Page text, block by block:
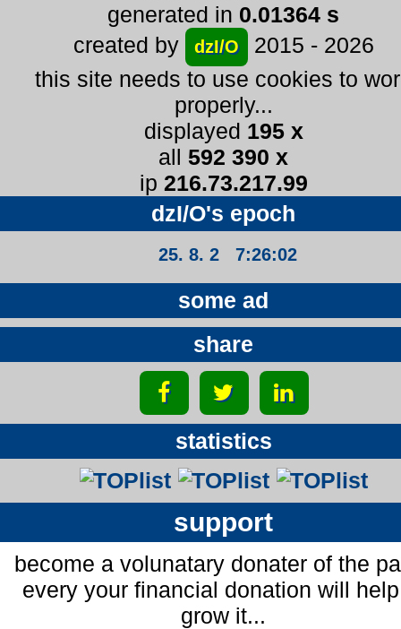
generated in 0.01364 s
created by
dzI/O
2015 - 2026
this site needs to use cookies to
properly...
displayed 195 x
all 592 390 x
ip 216.73.217.99
dzI/O's epoch
25. 8. 2 7:26:03
some ad
share
statistics
support
become a volunatary donater of the
every your financial donation will
grow it...